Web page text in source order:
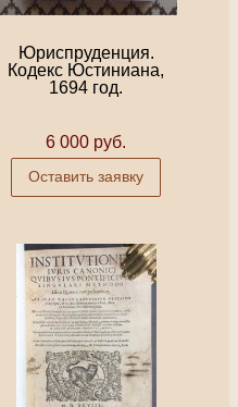
Юриспруденция.
Кодекс Юстиниана,
1694 год.
6 000 руб.
Оставить заявку